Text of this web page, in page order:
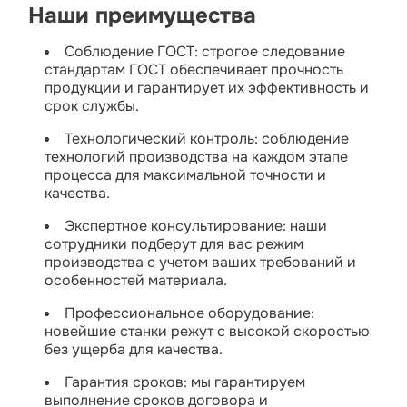
Наши преимущества
Соблюдение ГОСТ: строгое следование
стандартам ГОСТ обеспечивает прочность
продукции и гарантирует их эффективность и
срок службы.
Технологический контроль: соблюдение
технологий производства на каждом этапе
процесса для максимальной точности и
качества.
Экспертное консультирование: наши
сотрудники подберут для вас режим
производства с учетом ваших требований и
особенностей материала.
Профессиональное оборудование:
новейшие станки режут с высокой скоростью
без ущерба для качества.
Гарантия сроков: мы гарантируем
выполнение сроков договора и